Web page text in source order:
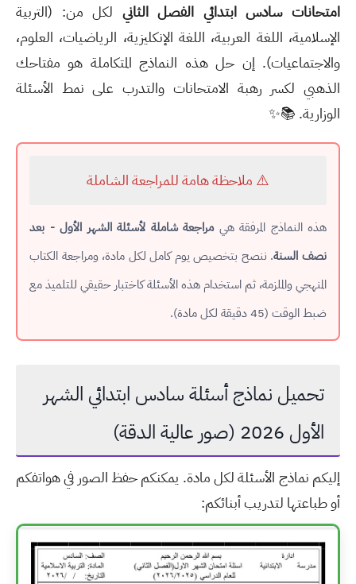
امتحانات سادس ابتدائي الفصل الثاني لكل من: (التربية
الإسلامية، اللغة العربية، اللغة الإنكليزية، الرياضيات، العلوم،
والاجتماعيات). إن حل هذه النماذج المتكاملة هو مفتاحك
الذهبي لكسر رهبة الامتحانات والتدرب على نمط الأسئلة
الوزارية. 📚✨
⚠️ ملاحظة هامة للمراجعة الشاملة
هذه النماذج المرفقة هيمراجعة شاملة لأسئلة الشهر الأول - بعد
نصف السنة. ننصح بتخصيص يوم كامل لكل مادة، ومراجعة الكتاب
المنهجي والملزمة، ثم استخدام هذه الأسئلة كاختبار حقيقي للتلميذ مع
ضبط الوقت (45 دقيقة لكل مادة).
تحميل نماذج أسئلة سادس ابتدائي الشهر
الأول 2026 (صور عالية الدقة)
إليكم نماذج الأسئلة لكل مادة. يمكنكم حفظ الصور في هواتفكم
أو طباعتها لتدريب أبنائكم: